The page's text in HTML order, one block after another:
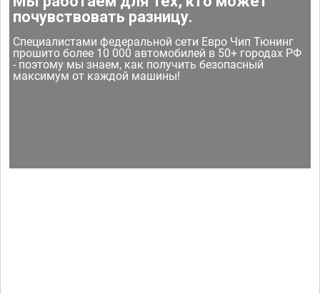
почувствовать разницу.
Специалистами федеральной сети Евро Чип Тюнинг
прошито более 10 000 автомобилей в 50+ городах РФ
- поэтому мы знаем, как получить безопасный
максимум от каждой машины!